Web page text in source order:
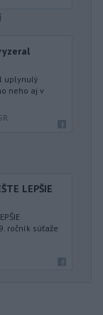
uplynulý
neho aj v
LEPŠIE
ročník súťaže